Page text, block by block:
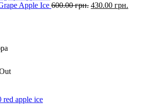
Apple Ice 600.00грн. 430.00 грн.